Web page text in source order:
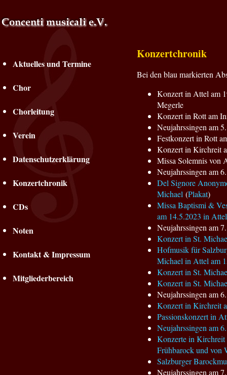
Konzertchronik
Bei den blau markierten
Konzert in Attel am
Megerle
Konzert in Rott am
Neujahrssingen am
Festkonzert in Rott
Konzert in Kirchreit
Missa Solemnis von
Neujahrssingen am
Del Signore
Michael (Plakat)
Missa Baptismi &
am 14.5.2023 in Attel
Neujahrssingen am
Konzert in St.
Hofmusik für
Michael in Attel am
Konzert in St.
Konzert in St.
Neujahrssingen am
Konzert in Kirchreit
Passionskonzert in
Neujahrssingen am
Konzerte in Kirchreit
Frühbarock und von
Salzburger
Neujahrssingen am
Aktuelles und Termine
Chor
Chorleitung
Verein
Datenschutzerklärung
Konzertchronik
CDs
Noten
Kontakt & Impressum
Mitgliederbereich